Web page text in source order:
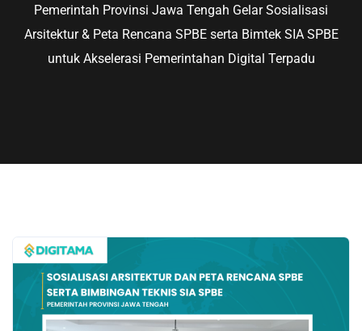
Pemerintah Provinsi Jawa Tengah Gelar Sosialisasi
Arsitektur & Peta Rencana SPBE serta Bimtek SIA SPBE
untuk Akselerasi Pemerintahan Digital Terpadu